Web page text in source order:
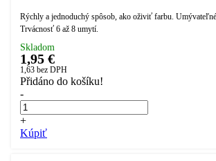
Rýchly a jednoduchý spôsob, ako oživiť farbu.
Trvácnosť 6 až 8 umytí.
Skladom
1,95 €
1,63 bez DPH
Přidáno do košíku!
-
+
Kúpiť